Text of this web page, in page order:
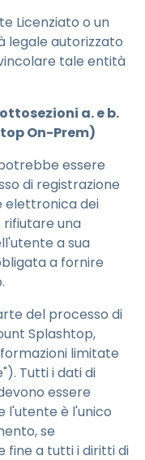
Licenziato o un
legale autorizzato
tale entità
a. e b.
On-Prem)
essere
di registrazione
elettronica dei
rifiutare una
a sua
a fornire
del processo di
Splashtop,
limitate
Tutti i dati di
essere
l'utente è l'unico
se
fine a tutti i diritti di